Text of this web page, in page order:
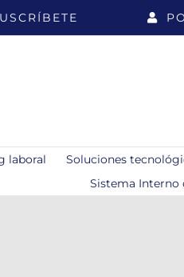
laboral Soluciones
Sistema Interno